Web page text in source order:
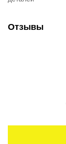
Отзывы